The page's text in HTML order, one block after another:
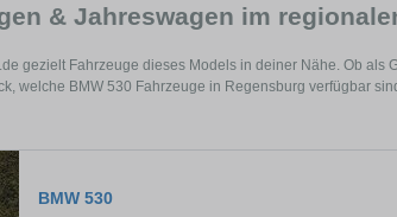
& Jahreswagen im
gezielt Fahrzeuge dieses Models in deiner Nähe. Ob als
welche BMW 530 Fahrzeuge in Regensburg verfügbar
BMW 530